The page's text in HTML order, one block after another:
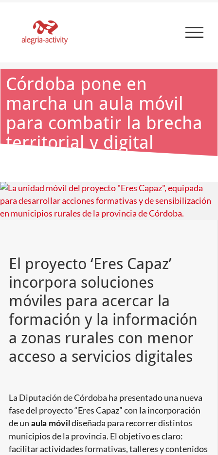
Córdoba pone en
marcha un aula móvil
para combatir la brecha
territorial y digital
Ver
imagen
más
El proyecto ‘Eres Capaz’
incorpora soluciones
móviles para acercar la
formación y la información
a zonas rurales con menor
acceso a servicios digitales
La Diputación de Córdoba ha presentado una nueva
fase del proyecto “Eres Capaz” con la incorporación
de un aula móvil diseñada para recorrer distintos
municipios de la provincia. El objetivo es claro:
facilitar actividades formativas, talleres y contenidos